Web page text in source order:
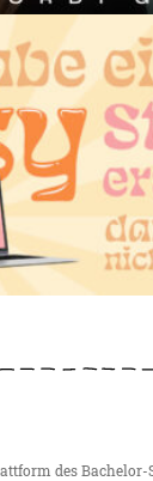
des Bachelor-